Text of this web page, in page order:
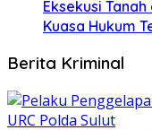
Eksekusi
Kuasa Hukum
Berita Kriminal